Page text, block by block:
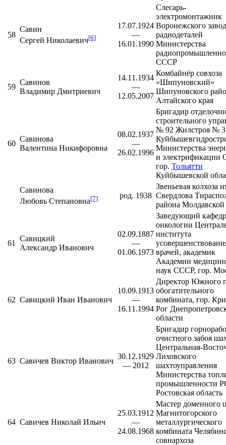
58
Савин
Сергей Николаевич[6]
17.07.1924
—
16.01.1990
Слесарь-
электромонтажник
Воронежского
радиодеталей
Министерства
СССР
59
Савинов
Владимир Дмитриевич
14.11.1934
—
12.05.2007
Комбайнёр совхоза
«Шипуновский»
Шипуновского
Алтайского края
60
Савинова
Валентина Никифоровна
08.02.1937
—
26.02.1996
Бригадир
строительного
№ 92 Жилстроя № 3
Министерства
и электрификации
гор. Тольятти
Куйбышевской
Савинова
Любовь Степановна[7] род. 1938
Звеньевая колхоза
Свердлова
района
61
Савицкий
Александр Иванович
02.09.1887
—
01.06.1973
Заведующий
онкологии
института
врачей, академик
Академии
наук СССР, гор.
62 Савицкий Иван Иванович
10.09.1913
—
16.11.1994
Директор Южного
обогатительного
комбината, гор.
Рог
области
63 Савичев Виктор Иванович
30.12.1929
— 2012
Бригадир
очистного забоя
Центральная-
Лиховского
шахтоуправления
Министерства
промышленности
Ростовская область
64 Савичев Николай Ильич
25.03.1912
—
24.08.1968
Мастер доменного
Магнитогорского
металлургического
комбината
совнархоза